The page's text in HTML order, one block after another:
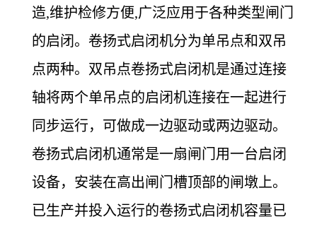
造,维护检修方便,广泛应用于各种类型闸门
的启闭。卷扬式启闭机分为单吊点和双吊
点两种。双吊点卷扬式启闭机是通过连接
轴将两个单吊点的启闭机连接在一起进行
同步运行，可做成一边驱动或两边驱动。
卷扬式启闭机通常是一扇闸门用一台启闭
设备，安装在高出闸门槽顶部的闸墩上。
已生产并投入运行的卷扬式启闭机容量已